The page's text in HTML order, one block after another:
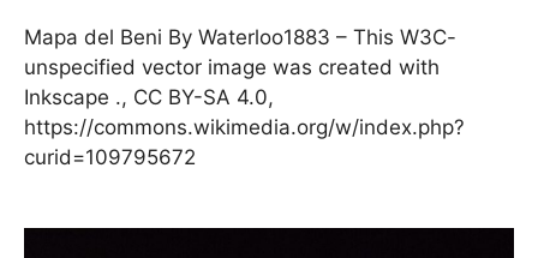
Mapa del Beni By Waterloo1883 – This W3C-
unspecified vector image was created with
Inkscape ., CC BY-SA 4.0,
https://commons.wikimedia.org/w/index.php?
curid=109795672